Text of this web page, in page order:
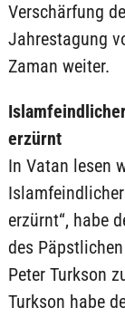
Verschärfung
Jahrestagung
Zaman weiter.
erzürnt
In Vatan lesen
erzürnt“, habe
des
Peter Turkson
Turkson habe